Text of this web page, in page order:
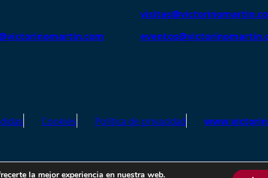
Cookies Política de privacidad
Martín – Todos los derechos reservados | SEO de Agencia
la mejor experiencia en nuestra web.